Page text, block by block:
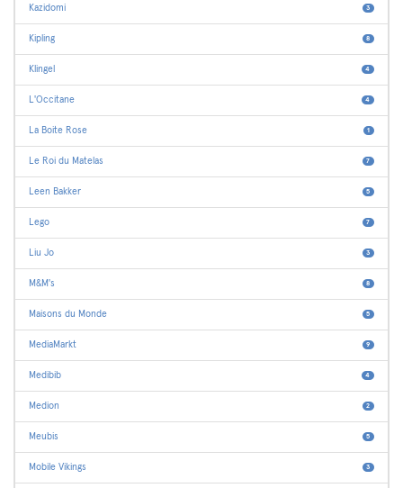
Kazidomi 3
Kipling 8
Klingel 4
L'Occitane 4
La Boite Rose 1
Le Roi du Matelas 7
Leen Bakker 5
Lego 7
Liu Jo 3
M&M's 8
Maisons du Monde 5
MediaMarkt 9
Medibib 4
Medion 2
Meubis 5
Mobile Vikings 3